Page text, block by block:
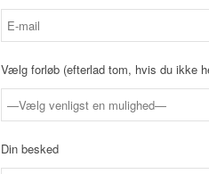
Vælg forløb (efterlad tom, hvis du ikke
Din besked